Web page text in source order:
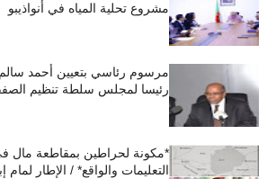
مشروع تحلية المياه في أنواذيبو
مرسوم رئاسي بتعيين أحمد سالم
رئيسا لمجلس سلطة تنظيم
*مكونة لحراطين بمقاطعة مال
التعليمات والواقع* / الإطار لمام